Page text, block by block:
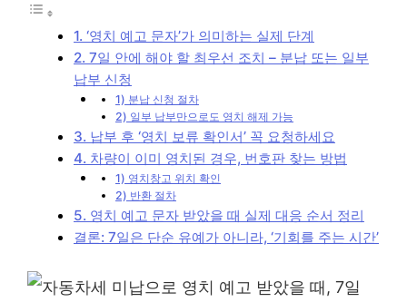
1. ‘영치 예고 문자’가 의미하는 실제 단계
2. 7일 안에 해야 할 최우선 조치 – 분납 또는 일부
납부 신청
1) 분납 신청 절차
2) 일부 납부만으로도 영치 해제 가능
3. 납부 후 ‘영치 보류 확인서’ 꼭 요청하세요
4. 차량이 이미 영치된 경우, 번호판 찾는 방법
1) 영치창고 위치 확인
2) 반환 절차
5. 영치 예고 문자 받았을 때 실제 대응 순서 정리
결론: 7일은 단순 유예가 아니라, ‘기회를 주는 시간’